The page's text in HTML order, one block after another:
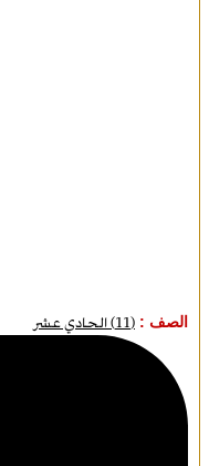
الصف : (11) الحادي عشر